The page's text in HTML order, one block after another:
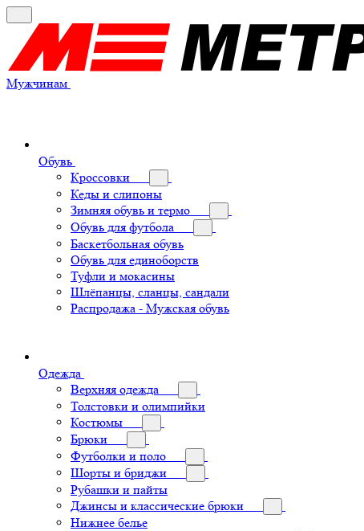
Мужчинам
Обувь
Кроссовки
Кеды и слипоны
Зимняя обувь и термо
Обувь для футбола
Баскетбольная обувь
Обувь для единоборств
Туфли и мокасины
Шлёпанцы, сланцы, сандали
Распродажа - Мужская обувь
Одежда
Верхняя одежда
Толстовки и олимпийки
Костюмы
Брюки
Футболки и поло
Шорты и бриджи
Рубашки и пайты
Джинсы и классические брюки
Нижнее белье